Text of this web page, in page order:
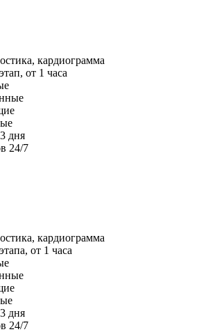
кардиограмма
от 1 часа
дня
24/7
кардиограмма
от 1 часа
дня
24/7